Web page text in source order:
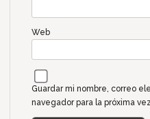
Web
Guardar mi nombre, correo
navegador para la próxima